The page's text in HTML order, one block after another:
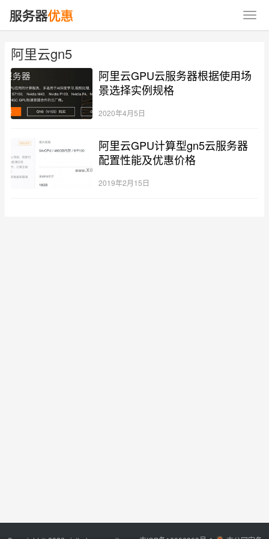
阿里云gn5
阿里云GPU云服务器根据使用场
景选择实例规格
2020年4月5日
阿里云GPU计算型gn5云服务器
配置性能及优惠价格
2019年2月15日